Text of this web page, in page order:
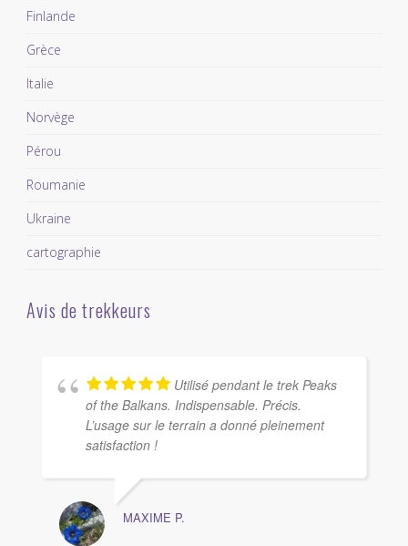
Finlande
Grèce
Italie
Norvège
Pérou
Roumanie
Ukraine
cartographie
Avis de trekkeurs
Utilisé pendant le trek Peaks
of the Balkans. Indispensable. Précis.
L’usage sur le terrain a donné pleinement
satisfaction !
MAXIME P.